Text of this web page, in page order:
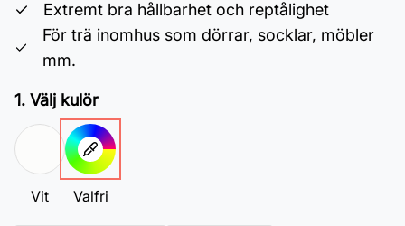
Extremt bra hållbarhet och reptålighet
För trä inomhus som dörrar, socklar, möbler
mm.
1. Välj kulör
Vit Valfri